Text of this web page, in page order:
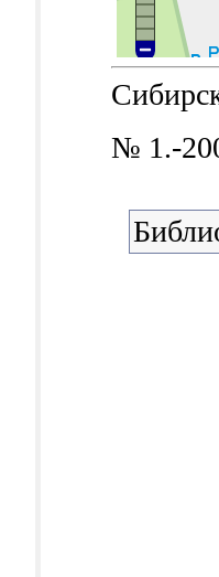
№ 1.-